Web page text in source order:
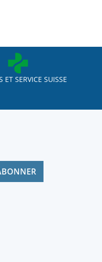
ET SERVICE SUISSE